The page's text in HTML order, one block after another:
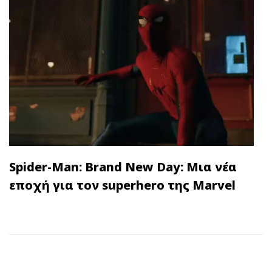
Spider-Man: Brand New Day: Μια νέα
εποχή για τον superhero της Marvel